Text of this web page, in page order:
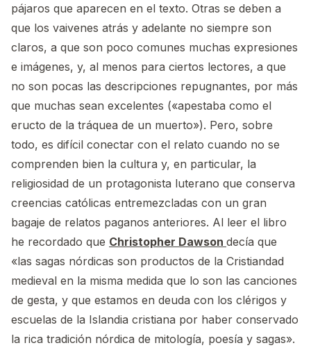
pájaros que aparecen en el texto. Otras se deben a
que los vaivenes atrás y adelante no siempre son
claros, a que son poco comunes muchas expresiones
e imágenes, y, al menos para ciertos lectores, a que
no son pocas las descripciones repugnantes, por más
que muchas sean excelentes («apestaba como el
eructo de la tráquea de un muerto»). Pero, sobre
todo, es difícil conectar con el relato cuando no se
comprenden bien la cultura y, en particular, la
religiosidad de un protagonista luterano que conserva
creencias católicas entremezcladas con un gran
bagaje de relatos paganos anteriores. Al leer el libro
he recordado que Christopher Dawson decía que
«las sagas nórdicas son productos de la Cristiandad
medieval en la misma medida que lo son las canciones
de gesta, y que estamos en deuda con los clérigos y
escuelas de la Islandia cristiana por haber conservado
la rica tradición nórdica de mitología, poesía y sagas».